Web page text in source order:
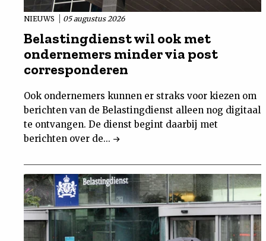
Dossiers
Nieuwsbrief
Contact
NIEUWS 05 augustus 2026
Belastingdienst wil ook met
ondernemers minder via post
corresponderen
Ook ondernemers kunnen er straks voor kiezen om
berichten van de Belastingdienst alleen nog digitaal
te ontvangen. De dienst begint daarbij met
berichten over de...